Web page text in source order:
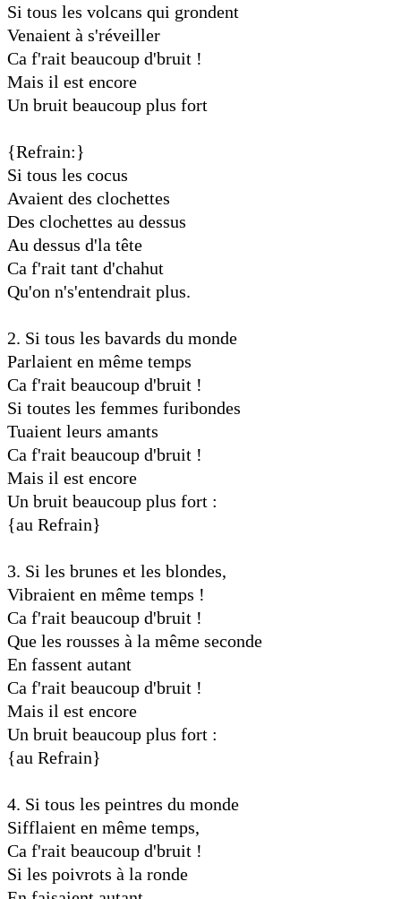
Si tous les volcans qui grondent
Venaient à s'réveiller
Ca f'rait beaucoup d'bruit !
Mais il est encore
Un bruit beaucoup plus fort
{Refrain:}
Si tous les cocus
Avaient des clochettes
Des clochettes au dessus
Au dessus d'la tête
Ca f'rait tant d'chahut
Qu'on n's'entendrait plus.
2. Si tous les bavards du monde
Parlaient en même temps
Ca f'rait beaucoup d'bruit !
Si toutes les femmes furibondes
Tuaient leurs amants
Ca f'rait beaucoup d'bruit !
Mais il est encore
Un bruit beaucoup plus fort :
{au Refrain}
3. Si les brunes et les blondes,
Vibraient en même temps !
Ca f'rait beaucoup d'bruit !
Que les rousses à la même seconde
En fassent autant
Ca f'rait beaucoup d'bruit !
Mais il est encore
Un bruit beaucoup plus fort :
{au Refrain}
4. Si tous les peintres du monde
Sifflaient en même temps,
Ca f'rait beaucoup d'bruit !
Si les poivrots à la ronde